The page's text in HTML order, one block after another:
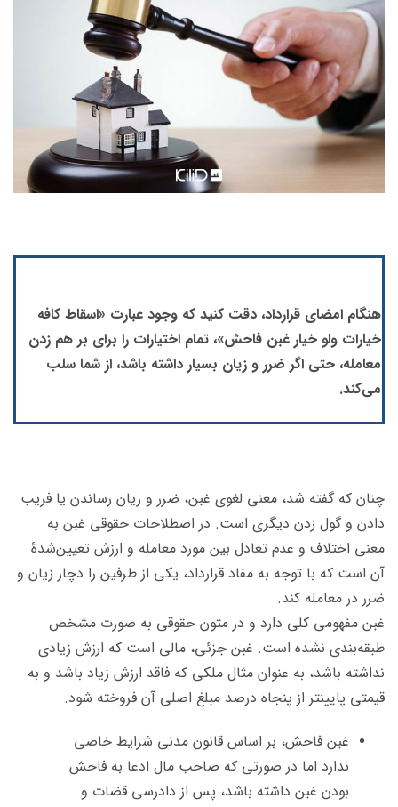
هنگام امضای قرارداد، دقت کنید که وجود عبارت «اسقاط کافه
خیارات ولو خیار غبن فاحش»، تمام اختیارات را برای بر هم زدن
معامله، حتی اگر ضرر و زیان بسیار داشته باشد، از شما سلب
می‌کند.
چنان که گفته شد، معنی لغوی غبن، ضرر و زیان رساندن یا فریب
دادن و گول زدن دیگری است. در اصطلاحات حقوقی غبن به
معنی اختلاف و عدم تعادل بین مورد معامله و ارزش تعیین‌شدۀ
آن است که با توجه به مفاد قرارداد، یکی از طرفین را دچار زیان و
ضرر در معامله کند.
غبن مفهومی کلی دارد و در متون حقوقی به صورت مشخص
طبقه‌بندی نشده است. غبن جزئی، مالی است که ارزش زیادی
نداشته باشد، به عنوان مثال ملکی که فاقد ارزش زیاد باشد و به
قیمتی پایینتر از پنجاه درصد مبلغ اصلی آن فروخته شود.
غبن فاحش، بر اساس قانون مدنی شرایط خاصی
ندارد اما در صورتی‌ که صاحب مال ادعا به فاحش
بودن غبن داشته باشد، پس از دادرسی قضات و